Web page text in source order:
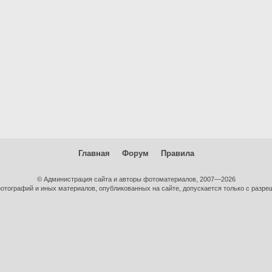
Главная Форум Правила
© Администрация сайта и авторы фотоматериалов, 2007—2026
и иных материалов, опубликованных на сайте, допускается только с